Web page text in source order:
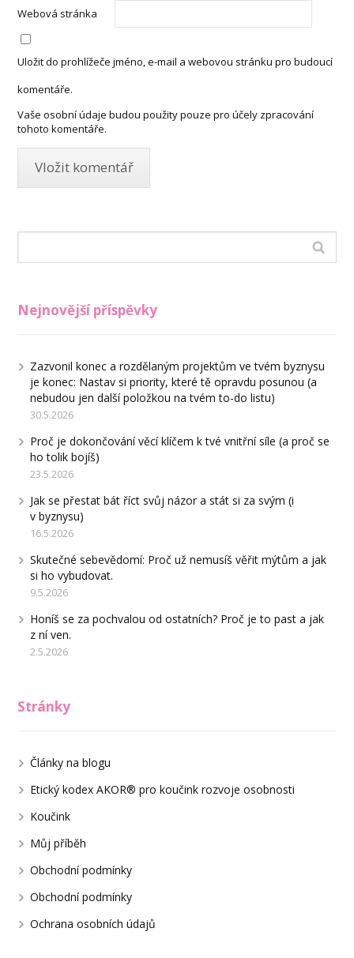
Webová stránka
Uložit do prohlížeče jméno, e-mail a webovou stránku pro budoucí
komentáře.
Vaše osobní údaje budou použity pouze pro účely zpracování
tohoto komentáře.
Nejnovější příspěvky
Zazvonil konec a rozdělaným projektům ve tvém byznysu
je konec: Nastav si priority, které tě opravdu posunou (a
nebudou jen další položkou na tvém to-do listu)
30.5.2026
Proč je dokončování věcí klíčem k tvé vnitřní síle (a proč se
ho tolik bojíš)
23.5.2026
Jak se přestat bát říct svůj názor a stát si za svým (i
v byznysu)
16.5.2026
Skutečné sebevědomí: Proč už nemusíš věřit mýtům a jak
si ho vybudovat.
9.5.2026
Honíš se za pochvalou od ostatních? Proč je to past a jak
z ní ven.
2.5.2026
Stránky
Články na blogu
Etický kodex AKOR® pro koučink rozvoje osobnosti
Koučink
Můj příběh
Obchodní podmínky
Obchodní podmínky
Ochrana osobních údajů